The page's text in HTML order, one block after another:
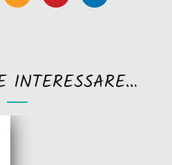
INTERESSARE…